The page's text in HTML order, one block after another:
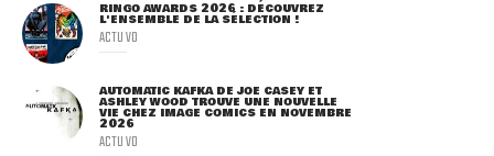
RINGO AWARDS 2026 : DÉCOUVREZ
L'ENSEMBLE DE LA SÉLECTION !
ACTU VO
AUTOMATIC KAFKA DE JOE CASEY ET
ASHLEY WOOD TROUVE UNE NOUVELLE
VIE CHEZ IMAGE COMICS EN NOVEMBRE
2026
ACTU VO